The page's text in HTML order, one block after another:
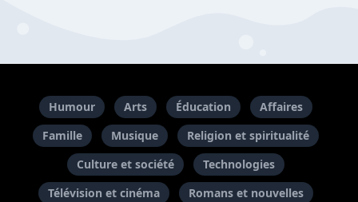
Humour Arts Éducation
Affaires
Famille
Musique
Religion et spiritualité
Culture et société
Technologies
Télévision et cinéma
Romans et nouvelles